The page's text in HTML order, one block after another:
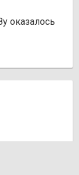
оказалось